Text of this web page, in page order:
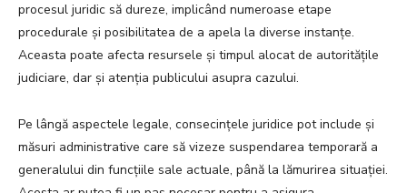
procesul juridic să dureze, implicând numeroase etape
procedurale și posibilitatea de a apela la diverse instanțe.
Aceasta poate afecta resursele și timpul alocat de autoritățile
judiciare, dar și atenția publicului asupra cazului.
Pe lângă aspectele legale, consecințele juridice pot include și
măsuri administrative care să vizeze suspendarea temporară a
generalului din funcțiile sale actuale, până la lămurirea situației.